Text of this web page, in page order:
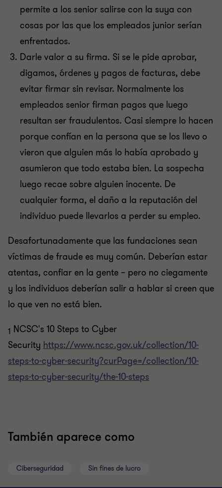
permite a los senior salirse con la suya con
cosas por las que los empleados junior serían
enfrentados.
Darle valor a su firma. Si se le pide aprobar,
digamos, órdenes y pagos de facturas, debe
evitar firmar sin revisar. Normalmente los
empleados senior firman pagos que luego
resultan ser fraudulentos. Casi siempre lo hacen
porque confían en la persona que se los llevo o
vieron que alguien más lo había aprobado y
asumieron que todo estaba bien. La sospecha
luego recae sobre alguien inocente. De
cualquier forma, el daño a la reputación del
individuo puede llevarlos a perder su empleo.
Desafortunadamente que las fundaciones sean
víctimas de fraude es muy común. Deberían estar
atentas, confiar en la gente – pero no ciegamente
y los individuos deberían salir a hablar si creen que
lo que ven no está bien.
1 NCSC's 10 Steps to Cyber
Security https://www.ncsc.gov.uk/collection/10-
steps-to-cyber-security?curPage=/collection/10-
steps-to-cyber-security/the-10-steps
También aparece como
Ciberseguridad Sin fines de lucro